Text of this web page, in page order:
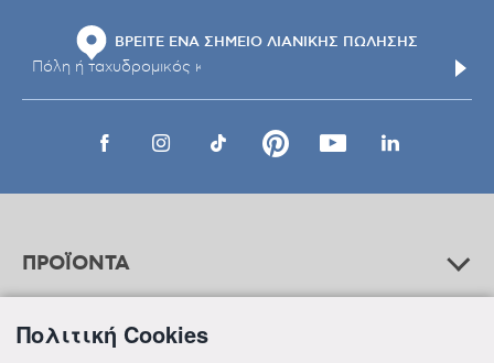
ΒΡΕΙΤΕ ΕΝΑ ΣΗΜΕΙΟ ΛΙΑΝΙΚΗΣ ΠΩΛΗΣΗΣ
ΠΡΟΪΟΝΤΑ
ΒΟΗΘΕΙΑ
Πολιτική Cookies